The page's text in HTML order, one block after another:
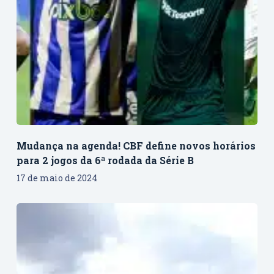
Mudança na agenda! CBF define novos horários
para 2 jogos da 6ª rodada da Série B
17 de maio de 2024